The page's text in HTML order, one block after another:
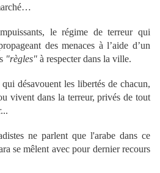
le régime de terreur qui
des menaces à l’aide d’un
"règles" à respecter dans la ville.
désavouent les libertés de chacun,
vivent dans la terreur, privés de tout
ne parlent que l'arabe dans ce
se mêlent avec pour dernier recours